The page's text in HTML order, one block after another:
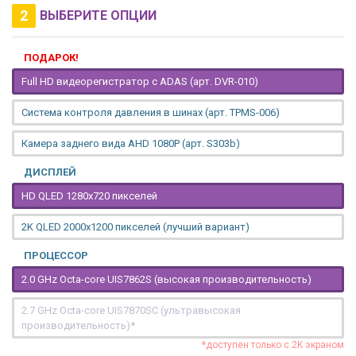
2 ВЫБЕРИТЕ ОПЦИИ
ПОДАРОК!
Full HD видеорегистратор с ADAS (арт. DVR-010)
Система контроля давления в шинах (арт. TPMS-006)
Камера заднего вида AHD 1080P (арт. S303b)
ДИСПЛЕЙ
HD QLED 1280x720 пикселей
2K QLED 2000х1200 пикселей (лучший вариант)
ПРОЦЕССОР
2.0 GHz Octa-core UIS7862S (высокая производительность)
2.7 GHz Octa-core UIS7870SC (ультравысокая
производительность)*
*доступен только с 2K экраном